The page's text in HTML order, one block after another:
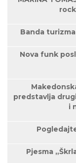
Banda
Nova funk
predstavlja
i
Pjesma